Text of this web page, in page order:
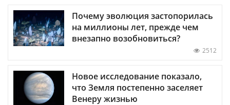
Почему эволюция застопорилась
на миллионы лет, прежде чем
внезапно возобновиться?
2512
Новое исследование показало,
что Земля постепенно заселяет
Венеру жизнью